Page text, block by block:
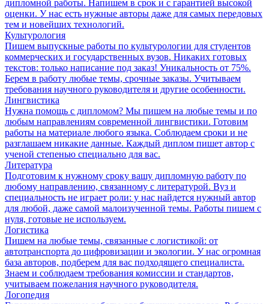
дипломной работы. Напишем в срок и с гарантией высокой
оценки. У нас есть нужные авторы даже для самых передовых
тем и новейших технологий.
Культурология
Пишем выпускные работы по культурологии для студентов
коммерческих и государственных вузов. Никаких готовых
текстов: только написание под заказ! Уникальность от 75%.
Берем в работу любые темы, срочные заказы. Учитываем
требования научного руководителя и другие особенности.
Лингвистика
Нужна помощь с дипломом? Мы пишем на любые темы и по
любым направлениям современной лингвистики. Готовим
работы на материале любого языка. Соблюдаем сроки и не
разглашаем никакие данные. Каждый диплом пишет автор с
ученой степенью специально для вас.
Литература
Подготовим к нужному сроку вашу дипломную работу по
любому направлению, связанному с литературой. Вуз и
специальность не играет роли: у нас найдется нужный автор
для любой, даже самой малоизученной темы. Работы пишем с
нуля, готовые не используем.
Логистика
Пишем на любые темы, связанные с логистикой: от
автотранспорта до цифровизации и экологии. У нас огромная
база авторов, подберем для вас подходящего специалиста.
Знаем и соблюдаем требования комиссии и стандартов,
учитываем пожелания научного руководителя.
Логопедия